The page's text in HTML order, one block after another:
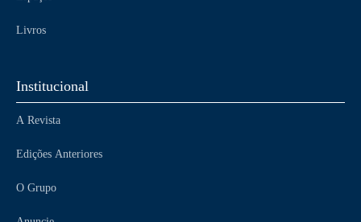
Livros
Institucional
A Revista
Edições Anteriores
O Grupo